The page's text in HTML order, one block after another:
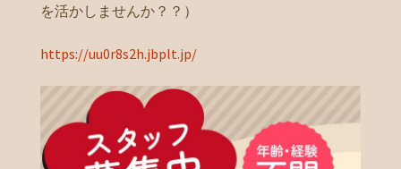
を活かしませんか？？）
https://uu0r8s2h.jbplt.jp/